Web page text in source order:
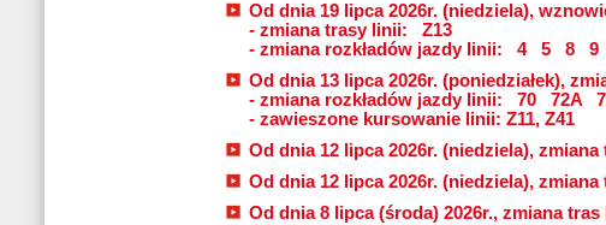
Od dnia 19 lipca 2026r. (niedziela),
- zmiana trasy linii:
Z13
- zmiana rozkładów jazdy linii:
4 5 8 9
Od dnia 13 lipca 2026r. (poniedziałek),
- zmiana rozkładów jazdy linii:
70 72A
- zawieszone kursowanie linii: Z11, Z41
Od dnia 12 lipca 2026r. (niedziela),
Od dnia 12 lipca 2026r. (niedziela),
Od dnia 8 lipca (środa) 2026r., zmiana tras